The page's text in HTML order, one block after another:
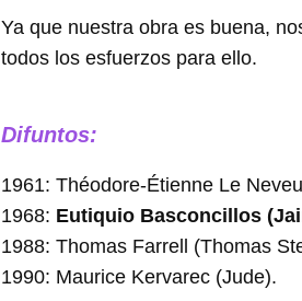
Ya que nuestra obra es buena,
todos los esfuerzos para ello.
Difuntos:
1961: Théodore-Étienne Le
1968: Eutiquio Basconcillos
1988: Thomas Farrell (Thomas
1990: Maurice Kervarec (Jude).